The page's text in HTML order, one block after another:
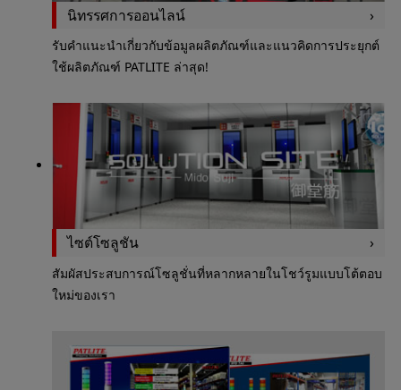
นิทรรศการออนไลน์
รับคำแนะนำเกี่ยวกับข้อมูลผลิตภัณฑ์และแนวคิดการประยุกต์
ใช้ผลิตภัณฑ์ PATLITE ล่าสุด!
ไซต์โซลูชัน
สัมผัสประสบการณ์โซลูชั่นที่หลากหลายในโชว์รูมแบบโต้ตอบ
ใหม่ของเรา